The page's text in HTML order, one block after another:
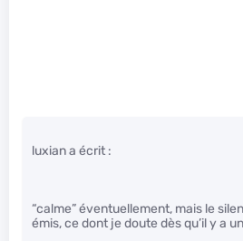
luxian a écrit :
“calme” éventuellement, mais le
émis, ce dont je doute dès qu’il y a